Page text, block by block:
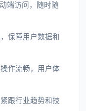
端访问，随时随
保障用户数据和
作流畅，用户体
跟行业趋势和技